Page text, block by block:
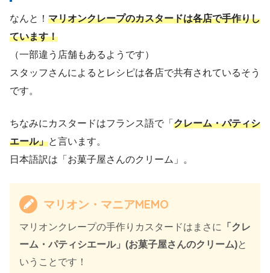
なんと！ マリオンクレープのカスタードは各店で手作りし
ています！
（一部違う店舗もあるようです）
スタッフさんによるとレシピは各店で共有されているそう
です。
ちなみにカスタードはフランス語で「 クレーム・パティシ
エール」と言います。
日本語訳は「お菓子屋さんのクリーム」。
マリオン・マニアMEMO
マリオンクレープの手作りカスタードはまさに
「クレ
ーム・パティシエール」(お菓子屋さんのクリーム)と
いうことです！